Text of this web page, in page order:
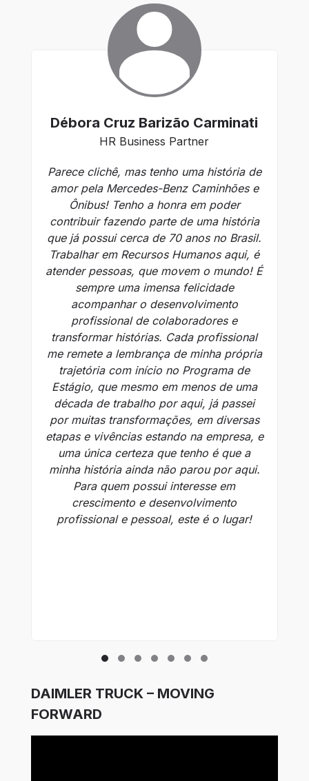
Débora Cruz Barizão Carminati
HR Business Partner
Parece clichê, mas tenho uma história de
amor pela Mercedes-Benz Caminhões e
Ônibus! Tenho a honra em poder
contribuir fazendo parte de uma história
que já possui cerca de 70 anos no Brasil.
Trabalhar em Recursos Humanos aqui, é
atender pessoas, que movem o mundo! É
sempre uma imensa felicidade
acompanhar o desenvolvimento
profissional de colaboradores e
transformar histórias. Cada profissional
me remete a lembrança de minha própria
trajetória com início no Programa de
Estágio, que mesmo em menos de uma
década de trabalho por aqui, já passei
por muitas transformações, em diversas
etapas e vivências estando na empresa, e
uma única certeza que tenho é que a
minha história ainda não parou por aqui.
Para quem possui interesse em
crescimento e desenvolvimento
profissional e pessoal, este é o lugar!
DAIMLER TRUCK – MOVING
FORWARD